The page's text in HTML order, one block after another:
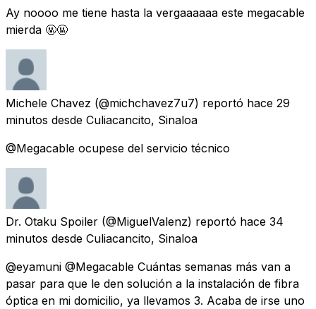
Ay noooo me tiene hasta la vergaaaaaa este megacable
mierda 🤬🤬
Michele Chavez (@michchavez7u7) reportó hace 29
minutos desde Culiacancito, Sinaloa
@Megacable ocupese del servicio técnico
Dr. Otaku Spoiler (@MiguelValenz) reportó hace 34
minutos desde Culiacancito, Sinaloa
@eyamuni @Megacable Cuántas semanas más van a
pasar para que le den solución a la instalación de fibra
óptica en mi domicilio, ya llevamos 3. Acaba de irse uno